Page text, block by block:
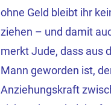
ohne Geld bleibt ihr
ziehen – und damit
merkt Jude, dass aus
Mann geworden ist,
Anziehungskraft